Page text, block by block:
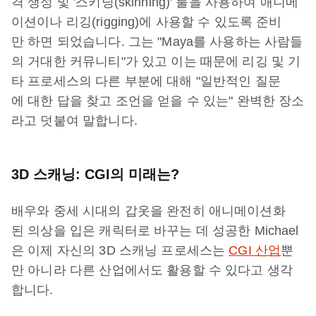
이션이나 리깅(rigging)에 사용할 수 있도록 준비
만 하면 되었습니다. 그는 "Maya를 사용하는 사람들
의 거대한 커뮤니티"가 있고 이는 때문에 리깅 및 기
타 프로세스의 다른 부분에 대해 "일반적인 질문
에 대한 답을 찾고 조언을 얻을 수 있는" 완벽한 장소
라고 덧붙여 말합니다.
3D 스캐닝: CGI의 미래는?
배우와 중세 시대의 갑옷을 완전히 애니메이션화
된 의상을 입은 캐릭터로 바꾸는 데 성공한 Michael
은 이제 자신의 3D 스캐닝 프로세스는 CGI 산업 뿐
만 아니라 다른 산업에서도 활용할 수 있다고 생각
합니다.